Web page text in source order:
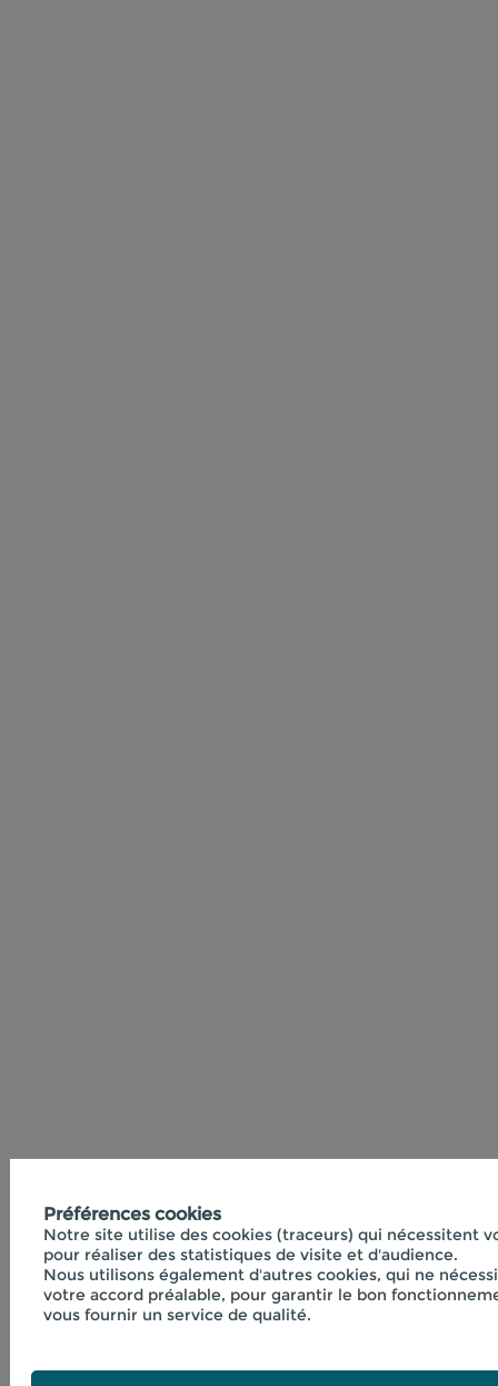
Préférences cookies
Notre site utilise des cookies (traceurs) qui nécessitent
pour réaliser des statistiques de visite et d'audience.
Nous utilisons également d'autres cookies, qui ne
votre accord préalable, pour garantir le bon
vous fournir un service de qualité.